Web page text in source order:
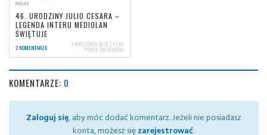
OGÓLNA
46. URODZINY JULIO CESARA –
LEGENDA INTERU MEDIOLAN
ŚWIĘTUJE
2 KOMENTARZE 3 WRZEŚNIA 2025 | 11:49
PAWEŁ ŚWINARSKI
KOMENTARZE: 0
Zaloguj się, aby móc dodać komentarz. Jeżeli nie posiadasz
konta, możesz sięzarejestrować.